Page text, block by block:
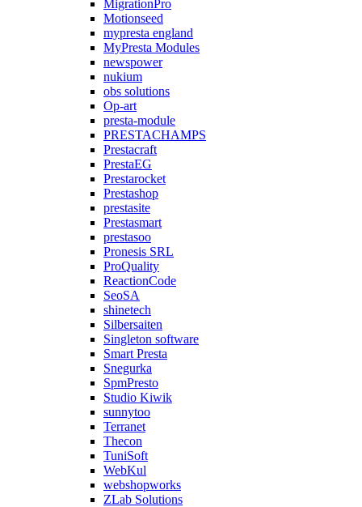
MigrationPro
Motionseed
mypresta england
MyPresta Modules
newspower
nukium
obs solutions
Op-art
presta-module
PRESTACHAMPS
Prestacraft
PrestaEG
Prestarocket
Prestashop
prestasite
Prestasmart
prestasoo
Pronesis SRL
ProQuality
ReactionCode
SeoSA
shinetech
Silbersaiten
Singleton software
Smart Presta
Snegurka
SpmPresto
Studio Kiwik
sunnytoo
Terranet
Thecon
TuniSoft
WebKul
webshopworks
ZLab Solutions